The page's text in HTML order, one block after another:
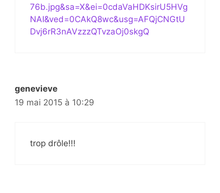
76b.jpg&sa=X&ei=0cdaVaHDKsirU5HVg
NAI&ved=0CAkQ8wc&usg=AFQjCNGtU
Dvj6rR3nAVzzzQTvzaOj0skgQ
genevieve
19 mai 2015 à 10:29
trop drôle!!!